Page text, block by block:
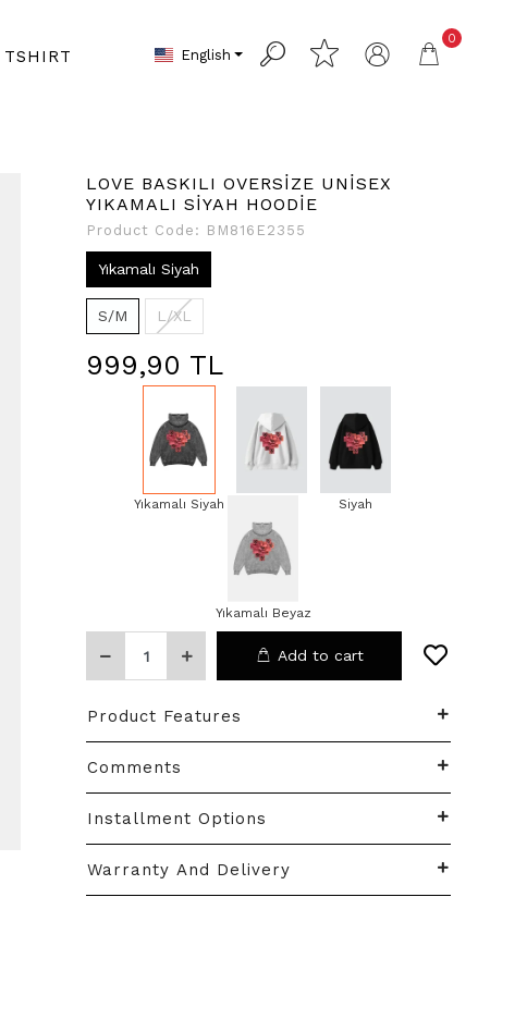
TSHIRT English
0
LOVE BASKILI OVERSİZE UNİSEX
YIKAMALI SİYAH HOODİE
Product Code: BM816E2355
Yıkamalı Siyah
S/M L/XL
999,90 TL
Yıkamalı Siyah Siyah
Yıkamalı Beyaz
Add to cart
Product Features
Comments
Installment Options
Warranty And Delivery